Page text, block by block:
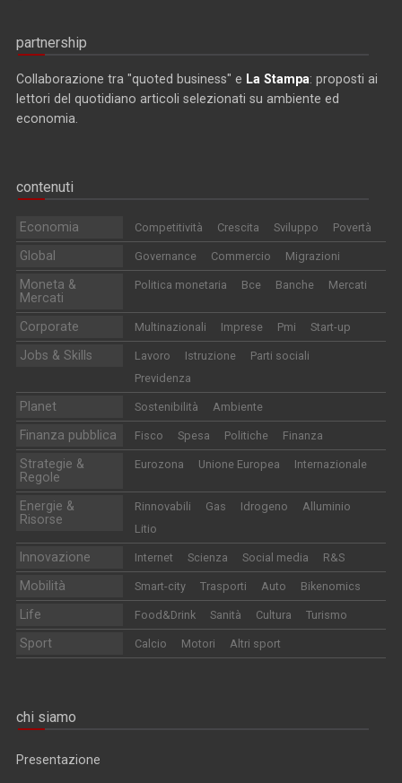
partnership
Collaborazione tra "quoted business" e La Stampa: proposti ai
lettori del quotidiano articoli selezionati su ambiente ed
economia.
contenuti
Economia Competitività Crescita Sviluppo Povertà
Global Governance Commercio Migrazioni
Moneta &
Mercati
Politica monetaria Bce Banche Mercati
Corporate Multinazionali Imprese Pmi Start-up
Jobs & Skills Lavoro Istruzione
Parti sociali
Previdenza
Planet Sostenibilità Ambiente
Finanza pubblica Fisco Spesa Politiche Finanza
Strategie &
Regole
Eurozona Unione Europea Internazionale
Energie &
Risorse
Rinnovabili Gas Idrogeno
Alluminio
Litio
Innovazione Internet Scienza Social media R&S
Mobilità Smart-city Trasporti Auto Bikenomics
Life Food&Drink Sanità Cultura Turismo
Sport Calcio Motori Altri sport
chi siamo
Presentazione